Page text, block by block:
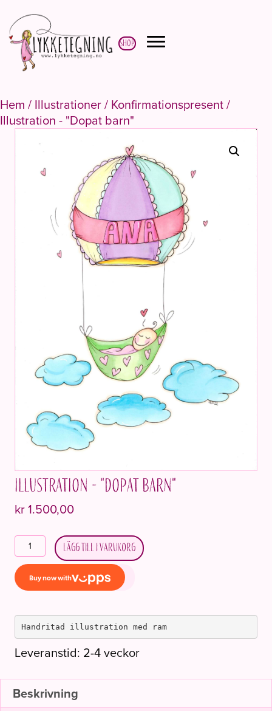
Shop
Hem / Illustrationer/ Konfirmationspresent/
Illustration - "Dopat barn"
Illustration - "Dopat barn"
kr1.500,00
Illustrasjon
-
"Dåpsbarn"
mängd
Lägg till i varukorg
Handritad illustration med ram
Leveranstid: 2-4 veckor
Beskrivning